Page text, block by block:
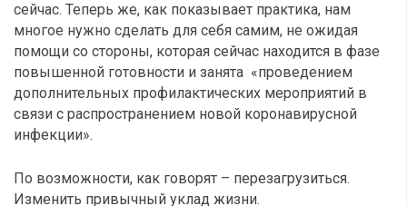
сейчас. Теперь же, как показывает практика, нам
многое нужно сделать для себя самим, не ожидая
помощи со стороны, которая сейчас находится в фазе
повышенной готовности и занята «проведением
дополнительных профилактических мероприятий в
связи с распространением новой коронавирусной
инфекции».
По возможности, как говорят – перезагрузиться.
Изменить привычный уклад жизни.